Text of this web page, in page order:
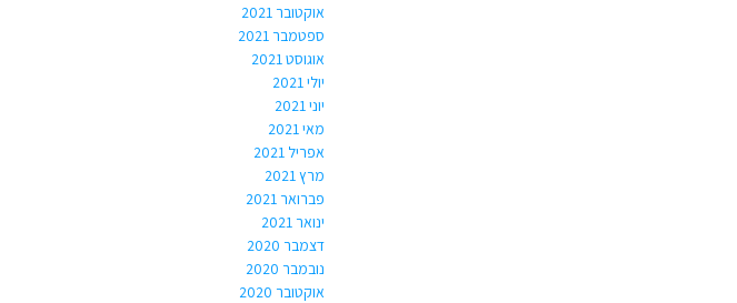
אוקטובר 2021
ספטמבר 2021
אוגוסט 2021
יולי 2021
יוני 2021
מאי 2021
אפריל 2021
מרץ 2021
פברואר 2021
ינואר 2021
דצמבר 2020
נובמבר 2020
אוקטובר 2020